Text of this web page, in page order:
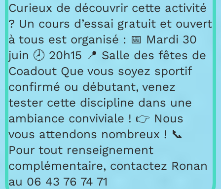
Curieux de découvrir cette activité
? Un cours d’essai gratuit et ouvert
à tous est organisé : 📅 Mardi 30
juin 🕗 20h15 📍 Salle des fêtes de
Coadout Que vous soyez sportif
confirmé ou débutant, venez
tester cette discipline dans une
ambiance conviviale ! 👉 Nous
vous attendons nombreux ! 📞
Pour tout renseignement
complémentaire, contactez Ronan
au 06 43 76 74 71